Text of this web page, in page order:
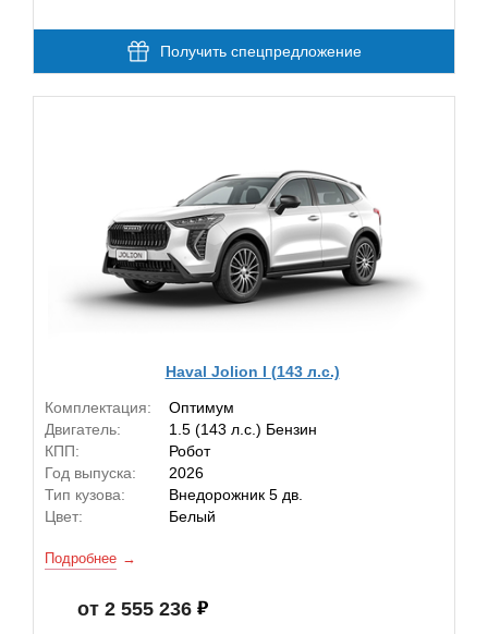
Получить спецпредложение
Haval Jolion I (143 л.с.)
Комплектация:
Оптимум
Двигатель:
1.5 (143 л.с.) Бензин
КПП:
Робот
Год выпуска:
2026
Тип кузова:
Внедорожник 5 дв.
Цвет:
Белый
Подробнее
от 2 555 236